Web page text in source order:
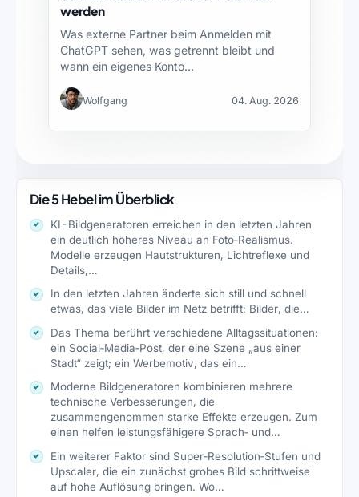
werden
Was externe Partner beim Anmelden mit
ChatGPT sehen, was getrennt bleibt und
wann ein eigenes Konto…
Wolfgang 04. Aug. 2026
Die 5 Hebel im Überblick
KI-Bildgeneratoren erreichen in den letzten Jahren
ein deutlich höheres Niveau an Foto‑Realismus.
Modelle erzeugen Hautstrukturen, Lichtreflexe und
Details,…
In den letzten Jahren änderte sich still und schnell
etwas, das viele Bilder im Netz betrifft: Bilder, die…
Das Thema berührt verschiedene Alltagssituationen:
ein Social‑Media‑Post, der eine Szene „aus einer
Stadt“ zeigt; ein Werbemotiv, das ein…
Moderne Bildgeneratoren kombinieren mehrere
technische Verbesserungen, die
zusammengenommen starke Effekte erzeugen. Zum
einen helfen leistungsfähigere Sprach‑ und
Ein weiterer Faktor sind Super‑Resolution‑Stufen und
Upscaler, die ein zunächst grobes Bild schrittweise
auf hohe Auflösung bringen. Wo…